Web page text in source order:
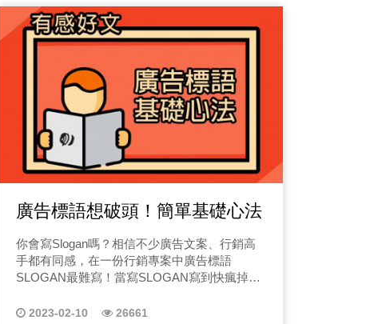
廣告標語想破頭！簡單基礎心法
你會寫Slogan嗎？相信不少廣告文案、行銷高
手都有同感，在一份行銷專案中廣告標語
SLOGAN最難寫！當寫SLOGAN寫到快瘋掉時
2023-02-10 26661